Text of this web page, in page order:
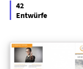
42
Entwürfe